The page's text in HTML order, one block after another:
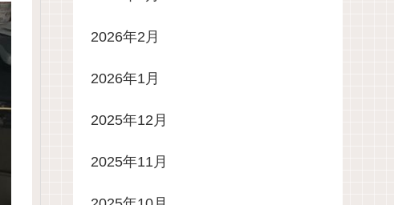
2026年2月
2026年1月
2025年12月
2025年11月